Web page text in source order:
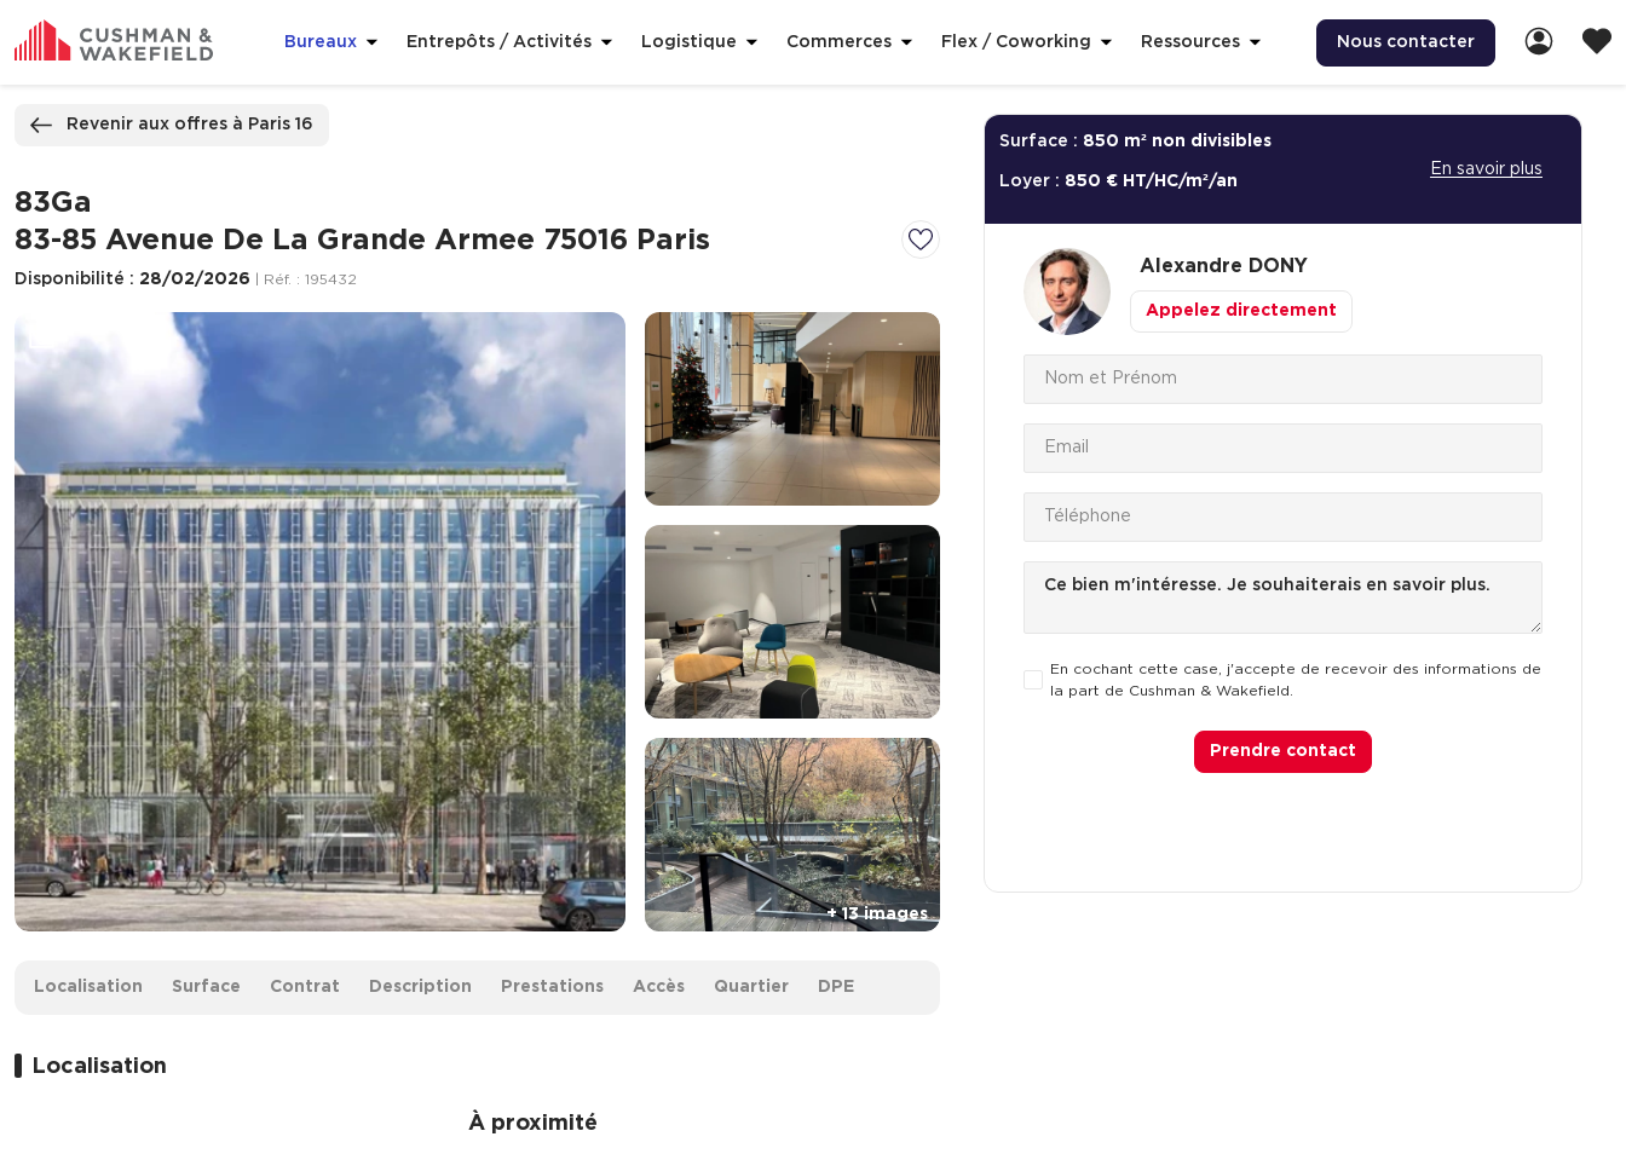
Bureaux Entrepôts / Activités Logistique Commerces Flex / Coworking Ressources Nous contacter
Revenir aux offres à Paris 16
83Ga
83-85 Avenue De La Grande Armee 75016 Paris
Disponibilité : 28/02/2026 | Réf. : 195432
Localisation Surface Contrat Description Prestations Accès Quartier DPE
Localisation
À proximité
Surface : 850 m² non divisibles
Loyer : 850 € HT/HC/m²/an
En savoir plus
Alexandre DONY
Appelez directement
En cochant cette case, j'accepte de recevoir des informations de
la part de Cushman & Wakefield.
Prendre contact